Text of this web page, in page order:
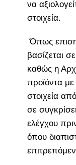
να
στοιχεία.
Όπως
βασίζεται
καθώς η
προϊόντα με
στοιχεία
σε
ελέγχου
όπου